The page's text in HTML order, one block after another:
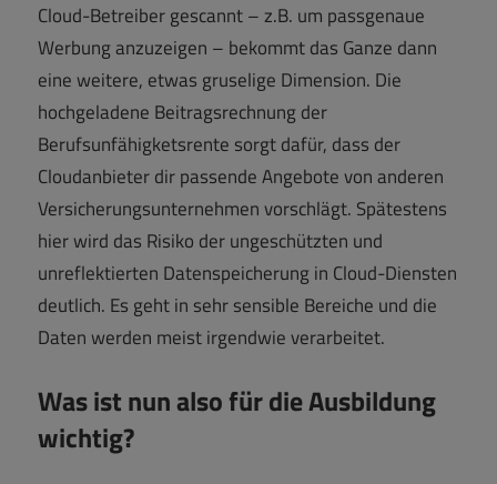
Cloud-Betreiber gescannt – z.B. um passgenaue
Werbung anzuzeigen – bekommt das Ganze dann
eine weitere, etwas gruselige Dimension. Die
hochgeladene Beitragsrechnung der
Berufsunfähigketsrente sorgt dafür, dass der
Cloudanbieter dir passende Angebote von anderen
Versicherungsunternehmen vorschlägt. Spätestens
hier wird das Risiko der ungeschützten und
unreflektierten Datenspeicherung in Cloud-Diensten
deutlich. Es geht in sehr sensible Bereiche und die
Daten werden meist irgendwie verarbeitet.
Was ist nun also für die Ausbildung
wichtig?